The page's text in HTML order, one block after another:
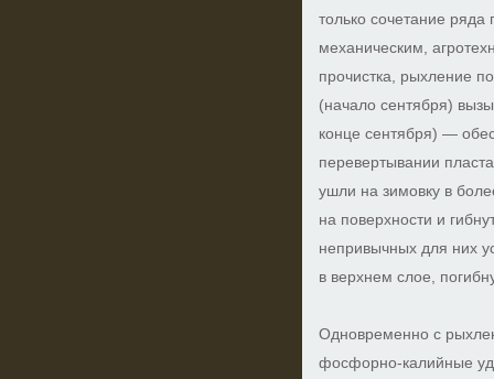
только сочетание
механическим,
прочистка, рыхление
(начало сентября)
конце сентября) —
перевертывании
ушли на зимовку в
на поверхности и
непривычных для них
в верхнем слое,
Одновременно с
фосфорно-калийные